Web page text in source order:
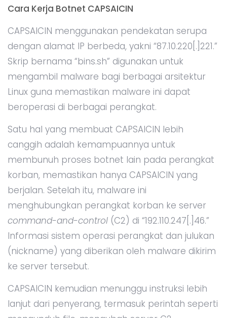
Cara Kerja Botnet CAPSAICIN
CAPSAICIN menggunakan pendekatan serupa
dengan alamat IP berbeda, yakni “87.10.220[.]221.”
Skrip bernama “bins.sh” digunakan untuk
mengambil malware bagi berbagai arsitektur
Linux guna memastikan malware ini dapat
beroperasi di berbagai perangkat.
Satu hal yang membuat CAPSAICIN lebih
canggih adalah kemampuannya untuk
membunuh proses botnet lain pada perangkat
korban, memastikan hanya CAPSAICIN yang
berjalan. Setelah itu, malware ini
menghubungkan perangkat korban ke server
command-and-control (C2) di “192.110.247[.]46.”
Informasi sistem operasi perangkat dan julukan
(nickname) yang diberikan oleh malware dikirim
ke server tersebut.
CAPSAICIN kemudian menunggu instruksi lebih
lanjut dari penyerang, termasuk perintah seperti